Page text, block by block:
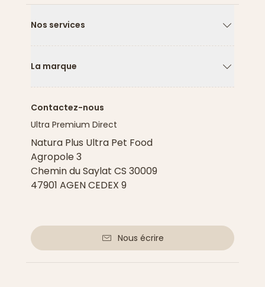
Nos services
La marque
Contactez-nous
Ultra Premium Direct
Natura Plus Ultra Pet Food
Agropole 3
Chemin du Saylat CS 30009
47901 AGEN CEDEX 9
Nous écrire